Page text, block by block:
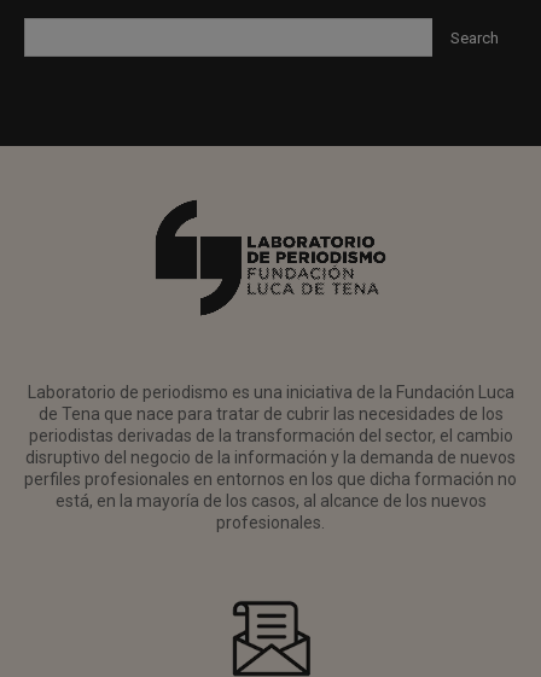
Laboratorio de periodismo es una iniciativa de la Fundación Luca
de Tena que nace para tratar de cubrir las necesidades de los
periodistas derivadas de la transformación del sector, el cambio
disruptivo del negocio de la información y la demanda de nuevos
perfiles profesionales en entornos en los que dicha formación no
está, en la mayoría de los casos, al alcance de los nuevos
profesionales.